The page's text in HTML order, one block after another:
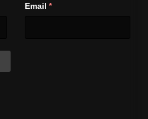
para casa com a ajuda de seu
Email *